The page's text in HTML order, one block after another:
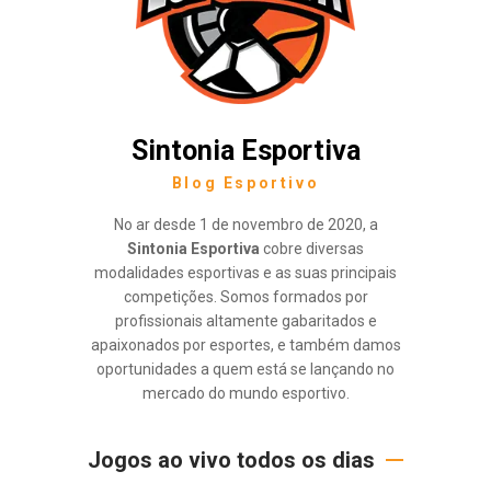
Sintonia Esportiva
Blog Esportivo
No ar desde 1 de novembro de 2020, a
Sintonia Esportiva cobre diversas
modalidades esportivas e as suas principais
competições. Somos formados por
profissionais altamente gabaritados e
apaixonados por esportes, e também damos
oportunidades a quem está se lançando no
mercado do mundo esportivo.
Jogos ao vivo todos os dias